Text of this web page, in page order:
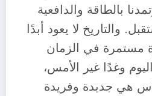
بالطاقة والدافعية
والتاريخ لا يعود أبدًا
مستمرة في الزمان
وغدًا غير الأمس،
هي جديدة وفريدة